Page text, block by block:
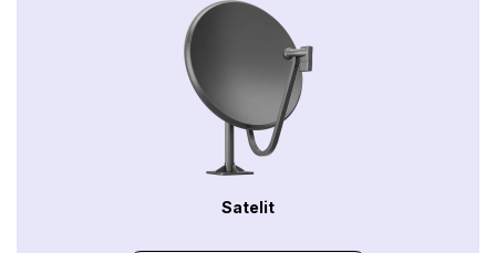
Satelit